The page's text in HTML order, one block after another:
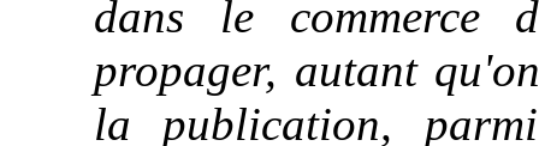
dans le commerce
propager, autant
la publication,